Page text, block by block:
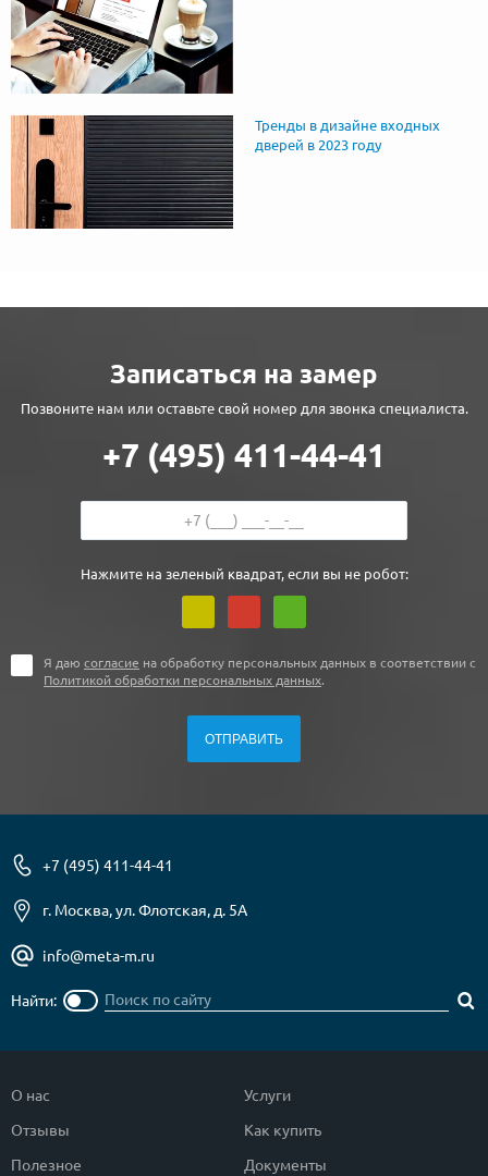
Тренды в дизайне входных
дверей в 2023 году
Записаться на замер
Позвоните нам или оставьте свой номер для звонка специалиста.
+7 (495) 411-44-41
Нажмите на зеленый квадрат, если вы не робот:
Я даю согласие на обработку персональных данных в соответствии с
Политикой обработки персональных данных.
+7 (495) 411-44-41
г. Москва, ул. Флотская, д. 5А
info@meta-m.ru
Найти:
О нас
Отзывы
Полезное
Услуги
Как купить
Документы